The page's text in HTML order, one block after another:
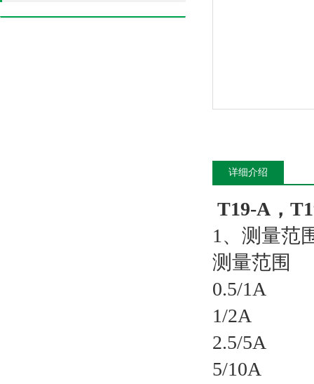
详细介绍
T19-A，
1、测量范
测量范围
0.5/1A
1/2A
2.5/5A
5/10A